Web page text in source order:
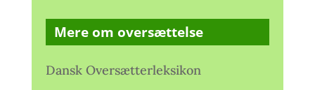
Mere om oversættelse
Dansk Oversætterleksikon